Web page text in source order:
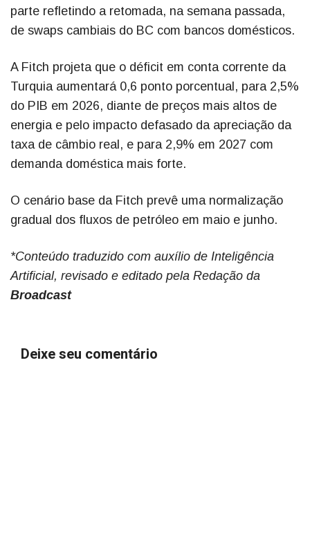
parte refletindo a retomada, na semana passada,
de swaps cambiais do BC com bancos domésticos.
A Fitch projeta que o déficit em conta corrente da
Turquia aumentará 0,6 ponto porcentual, para 2,5%
do PIB em 2026, diante de preços mais altos de
energia e pelo impacto defasado da apreciação da
taxa de câmbio real, e para 2,9% em 2027 com
demanda doméstica mais forte.
O cenário base da Fitch prevê uma normalização
gradual dos fluxos de petróleo em maio e junho.
*Conteúdo traduzido com auxílio de Inteligência
Artificial, revisado e editado pela Redação da
Broadcast
Deixe seu comentário